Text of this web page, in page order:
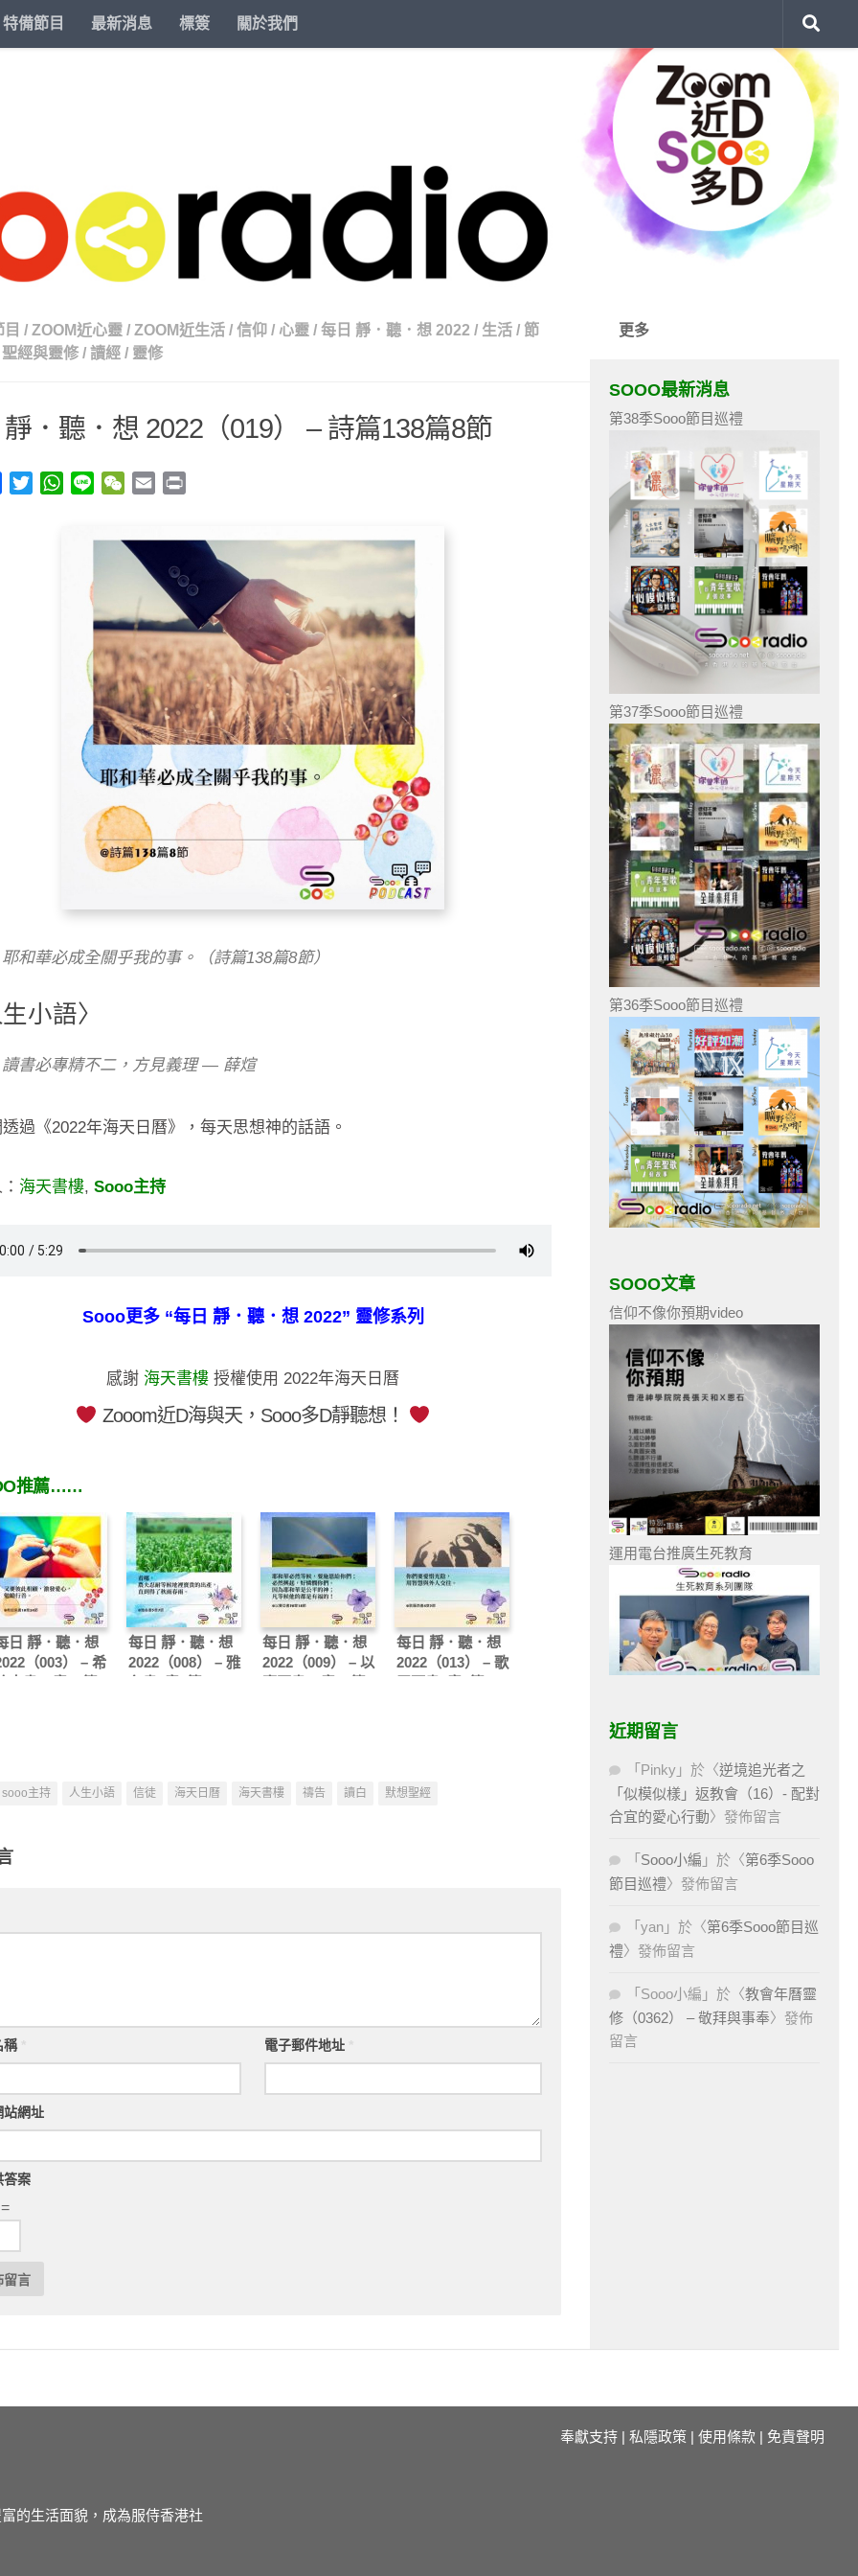
特備節目 最新消息 標簽 關於我們
/ ZOOM近心靈 / ZOOM近生活 / 信仰 / 心靈 / 每日 靜．聽．想 2022 / 生活 / 節
聖經與靈修 / 讀經 / 靈修
．聽．想 2022（019） – 詩篇138篇8節
Facebook
TwitterWhatsApp
Line WeChat
Email
耶和華必成全關乎我的事。（詩篇138篇8節）
小語〉
讀書必專精不二，方見義理 — 薛煊
過《2022年海天日曆》，每天思想神的話語。
海天書樓, Sooo主持
Sooo更多 “每日 靜．聽．想 2022” 靈修系列
感謝 海天書樓 授權使用 2022年海天日曆
Zooom近D海與天，Sooo多D靜聽想！
推薦……
日 靜．聽．想
（003） – 希
每日 靜．聽．想
2022（008） – 雅
每日 靜．聽．想
2022（009） – 以
每日 靜．聽．想
2022（013） – 歌
sooo主持 人生小語 信徒 海天日曆 海天書樓 禱告 讀白 默想聖經
稱 電子郵件地址
站網址
答案
更多
SOOO最新消息
第38季Sooo節目巡禮
第37季Sooo節目巡禮
第36季Sooo節目巡禮
SOOO文章
信仰不像你預期video
運用電台推廣生死教育
近期留言
「 Pinky 」於〈逆境追光者之
「似模似樣」返教會（16）- 配對
合宜的愛心行動〉發佈留言
「 Sooo小編 」於〈第6季Sooo
節目巡禮〉發佈留言
「 yan 」於〈第6季Sooo節目巡
禮〉發佈留言
「 Sooo小編 」於〈教會年曆靈
修（0362） – 敬拜與事奉〉發佈
留言
的生活面貌，成為服侍香港社
奉獻支持 | 私隱政策 | 使用條款 | 免責聲明